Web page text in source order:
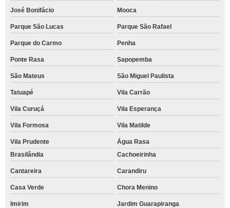
José Bonifácio Mooca
Parque São Lucas Parque São Rafael
Parque do Carmo Penha
Ponte Rasa Sapopemba
São Mateus São Miguel Paulista
Tatuapé Vila Carrão
Vila Curuçá Vila Esperança
Vila Formosa Vila Matilde
Vila Prudente
Água Rasa
Brasilândia
Cachoeirinha
Cantareira Carandiru
Casa Verde Chora Menino
Imirim Jardim Guarapiranga